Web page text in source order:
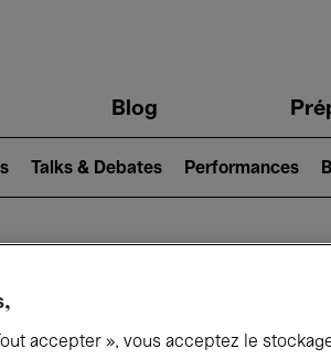
Blog
Talks & Debates Performances
se
accepter », vous acceptez le